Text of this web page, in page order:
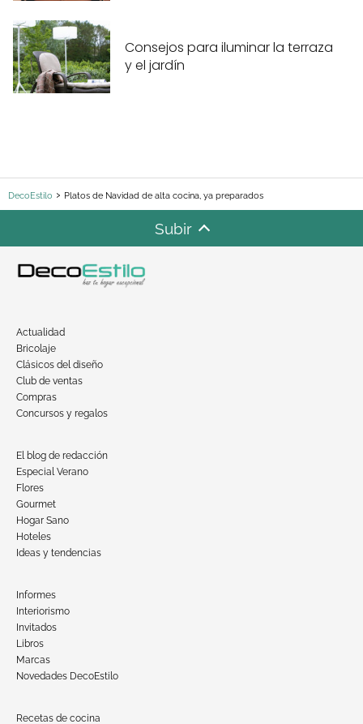
Consejos para iluminar la terraza
y el jardín
DecoEstilo Platos de Navidad de alta cocina, ya preparados
Subir
Actualidad
Bricolaje
Clásicos del diseño
Club de ventas
Compras
Concursos y regalos
El blog de redacción
Especial Verano
Flores
Gourmet
Hogar Sano
Hoteles
Ideas y tendencias
Informes
Interiorismo
Invitados
Libros
Marcas
Novedades DecoEstilo
Recetas de cocina